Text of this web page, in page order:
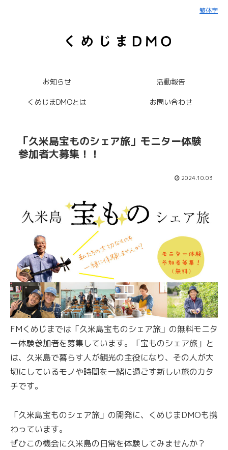
繁体字
お知らせ 活動報告
くめじまDMOとは お問い合わせ
「久米島宝ものシェア旅」モニター体験
参加者大募集！！
2024.10.03
FMくめじまでは「久米島宝ものシェア旅」の無料モニタ
ー体験参加者を募集しています。「宝ものシェア旅」と
は、久米島で暮らす人が観光の主役になり、その人が大
切にしているモノや時間を一緒に過ごす新しい旅のカタ
チです。
「久米島宝ものシェア旅」の開発に、くめじまDMOも携
わっています。
ぜひこの機会に久米島の日常を体験してみませんか？